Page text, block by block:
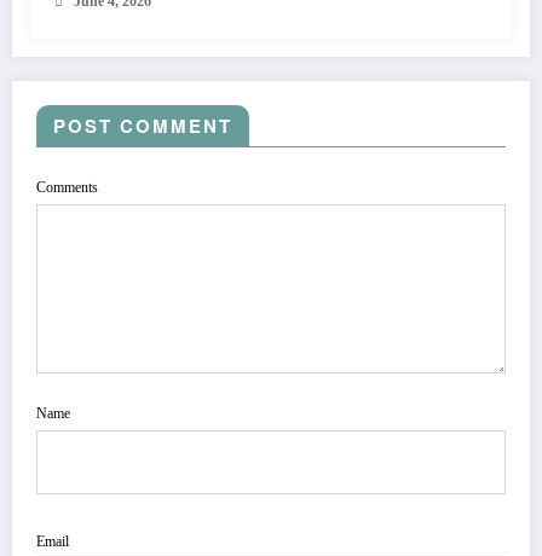
POST COMMENT
Comments
Name
Email